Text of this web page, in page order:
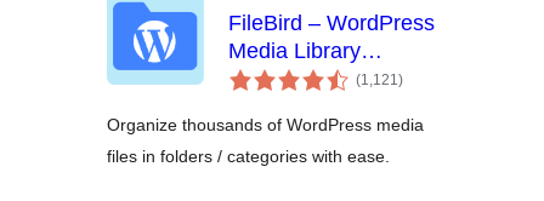
FileBird – WordPress
Media Library
Folders & File(1,121ຄະແນນ
ທັງໝົດ
)
Organize thousands of WordPress media
files in folders / categories with ease.